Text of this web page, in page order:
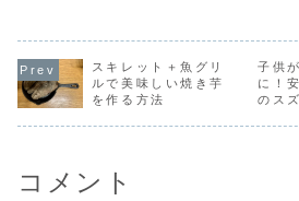
我が家も例外では
に押入れや床下が
カビだらけになっ
ていることに気づ
きました。さら
に、湿気の影響で
す。
スキレット＋魚グリ
ルで美味しい焼き芋
を作る方法
子供
に！
のス
コメント